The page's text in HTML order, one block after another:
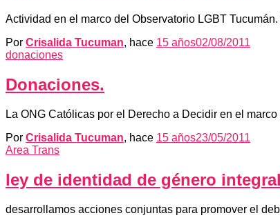
Actividad en el marco del Observatorio LGBT
Por Crisalida Tucuman, hace 15 años02/08/2011
donaciones
Donaciones.
La ONG Católicas por el Derecho a Decidir en el
Por Crisalida Tucuman, hace 15 años23/05/2011
Area Trans
ley de identidad de género
desarrollamos acciones conjuntas para promover el